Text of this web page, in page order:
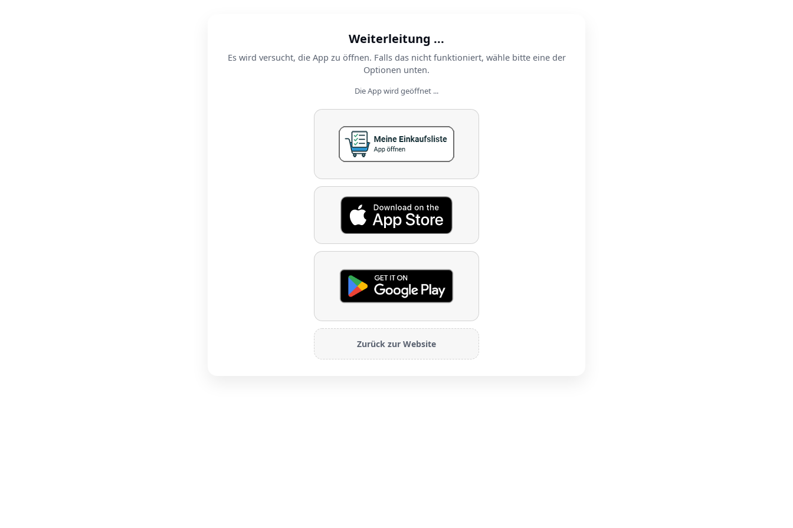
Weiterleitung ...
Es wird versucht, die App zu öffnen. Falls das nicht funktioniert, wähle bitte eine der
Optionen unten.
Die App wird geöffnet ...
Zurück zur Website